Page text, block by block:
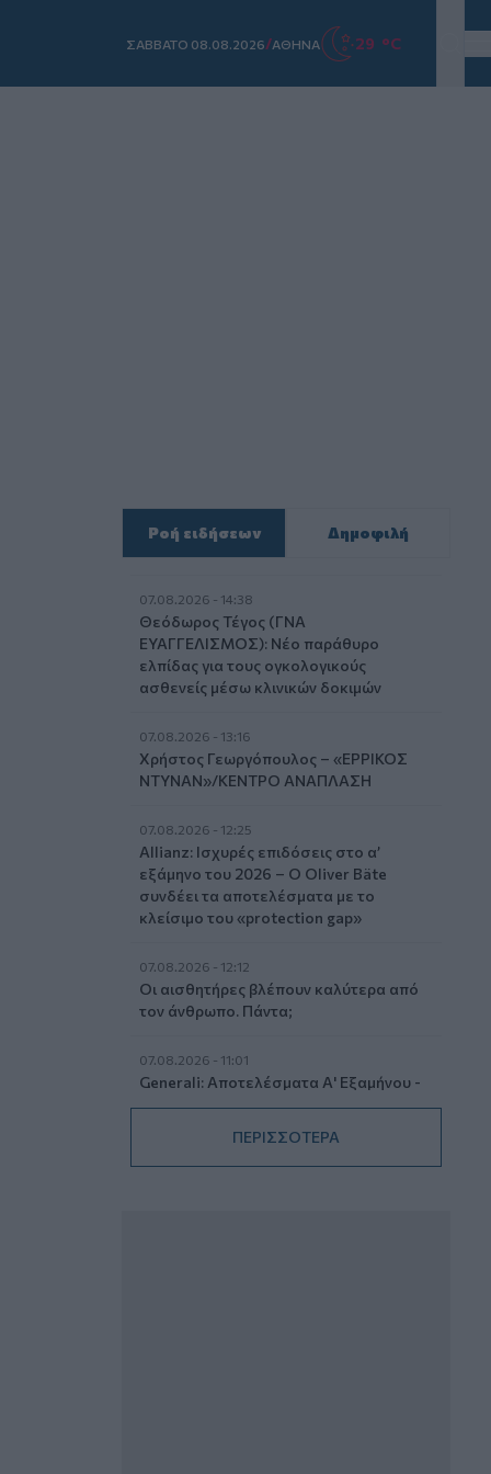
ΣAΒΒΑΤΟ 08.08.2026/ΑΘΗΝΑ 29 °C
Ροή ειδήσεων Δημοφιλή
07.08.2026 - 14:38
Θεόδωρος Τέγος (ΓΝΑ
ΕΥΑΓΓΕΛΙΣΜΟΣ): Νέο παράθυρο
ελπίδας για τους ογκολογικούς
ασθενείς μέσω κλινικών δοκιμών
07.08.2026 - 13:16
Χρήστος Γεωργόπουλος – «ΕΡΡΙΚΟΣ
ΝΤΥΝΑΝ»/ΚΕΝΤΡΟ ΑΝΑΠΛΑΣΗ
07.08.2026 - 12:25
Allianz: Ισχυρές επιδόσεις στο α’
εξάμηνο του 2026 – Ο Oliver Bäte
συνδέει τα αποτελέσματα με το
κλείσιμο του «protection gap»
07.08.2026 - 12:12
Οι αισθητήρες βλέπουν καλύτερα από
τον άνθρωπο. Πάντα;
07.08.2026 - 11:01
Generali: Αποτελέσματα Α' Εξαμήνου -
Εξαιρετική ανάπτυξη στα Λειτουργικά
Αποτελέσματα με συμβολή από όλες
τις επιχειρηματικές δραστηριότητες
ΠΕΡΙΣΣΟΤΕΡΑ